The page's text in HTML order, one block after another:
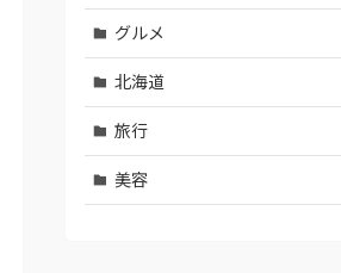
グルメ
北海道
旅行
美容